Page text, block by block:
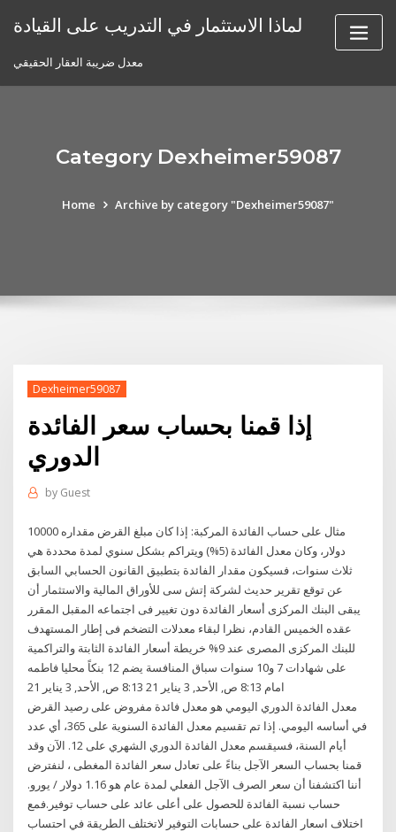
لماذا الاستثمار في التدريب على القيادة
معدل ضريبة العقار الحقيقي
Category Dexheimer59087
Home Archive by category "Dexheimer59087"
Dexheimer59087
إذا قمنا بحساب سعر الفائدة
الدوري
by Guest
مثال على حساب الفائدة المركبة: إذا كان مبلغ القرض مقداره 10000
دولار، وكان معدل الفائدة (5%) ويتراكم بشكل سنوي لمدة محددة هي
ثلاث سنوات، فسيكون مقدار الفائدة بتطبيق القانون الحسابي السابق
عن توقع تقرير حديث لشركة إتش سى للأوراق المالية والاستثمار أن
يبقى البنك المركزى أسعار الفائدة دون تغيير فى اجتماعه المقبل المقرر
عقده الخميس القادم، نظرا لبقاء معدلات التضخم فى إطار المستهدف
للبنك المركزى المصرى عند 9% خريطة أسعار الفائدة الثابتة والتراكمية
على شهادات 7 و10 سنوات سباق المنافسة يضم 12 بنكاً محليا فاطمه
امام 8:13 ص, الأحد, 3 يناير 21 8:13 ص, الأحد, 3 يناير 21
معدل الفائدة الدوري اليومي هو معدل فائدة مفروض على رصيد القرض
في أساسه اليومي. إذا تم تقسيم معدل الفائدة السنوية على 365، أي عدد
أيام السنة، فسيقسم معدل الفائدة الدوري الشهري على 12. الآن وقد
قمنا بحساب السعر الآجل بناءً على تعادل سعر الفائدة المغطى ، لنفترض
أننا اكتشفنا أن سعر الصرف الآجل الفعلي لمدة عام هو 1.16 دولار / يورو.
حساب نسبة الفائدة للحصول على أعلى عائد على حساب توفير.فمع
اختلاف اسعار الفائدة على حسابات التوفير لاتختلف الطريقة في احتساب